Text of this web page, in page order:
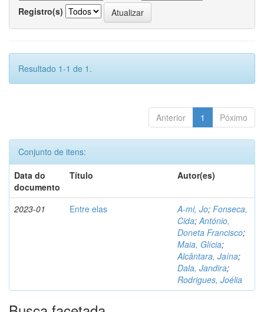
Registro(s)
Resultado 1-1 de 1.
Anterior 1 Póximo
Conjunto de itens:
Data do
documento
Título Autor(es)
2023-01 Entre elas A-mi, Jo; Fonseca,
Cida;António,
Doneta Francisco;
Maia, Glícia;
Alcântara, Jaína;
Dala, Jandira;
Rodrigues, Joélia